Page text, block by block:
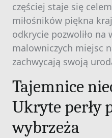
częściej staje się
miłośników piękna
odkrycie pozwoliło na
malowniczych miejsc
zachwycają swoją
Tajemnice
Ukryte perły
wybrzeża